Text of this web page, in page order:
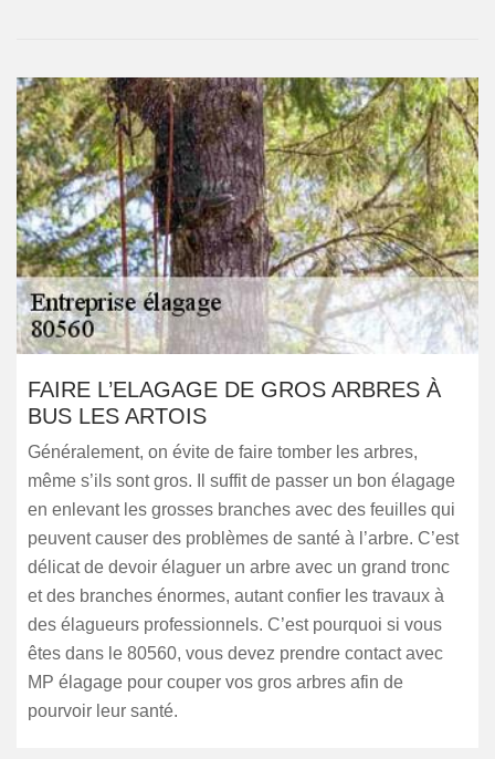
FAIRE L’ELAGAGE DE GROS ARBRES À
BUS LES ARTOIS
Généralement, on évite de faire tomber les arbres,
même s’ils sont gros. Il suffit de passer un bon élagage
en enlevant les grosses branches avec des feuilles qui
peuvent causer des problèmes de santé à l’arbre. C’est
délicat de devoir élaguer un arbre avec un grand tronc
et des branches énormes, autant confier les travaux à
des élagueurs professionnels. C’est pourquoi si vous
êtes dans le 80560, vous devez prendre contact avec
MP élagage pour couper vos gros arbres afin de
pourvoir leur santé.